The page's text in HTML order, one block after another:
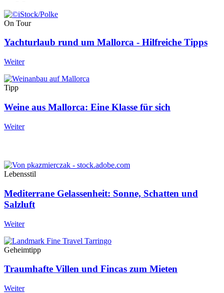
On Tour
Yachturlaub rund um Mallorca - Hilfreiche Tipps
Weiter
Tipp
Weine aus Mallorca: Eine Klasse für sich
Weiter
Lebensstil
Mediterrane Gelassenheit: Sonne, Schatten und
Salzluft
Weiter
Geheimtipp
Traumhafte Villen und Fincas zum Mieten
Weiter